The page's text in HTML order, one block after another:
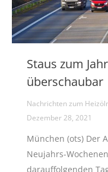
Staus zum
überschaubar
Nachrichten zum
Dezember 28, 2021
München (ots) Der
Neujahrs-
darauffolgenden